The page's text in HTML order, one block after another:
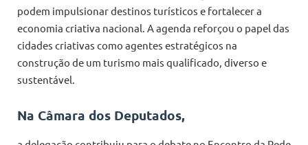
podem impulsionar destinos turísticos e fortalecer a
economia criativa nacional. A agenda reforçou o papel das
cidades criativas como agentes estratégicos na
construção de um turismo mais qualificado, diverso e
sustentável.
Na Câmara dos Deputados,